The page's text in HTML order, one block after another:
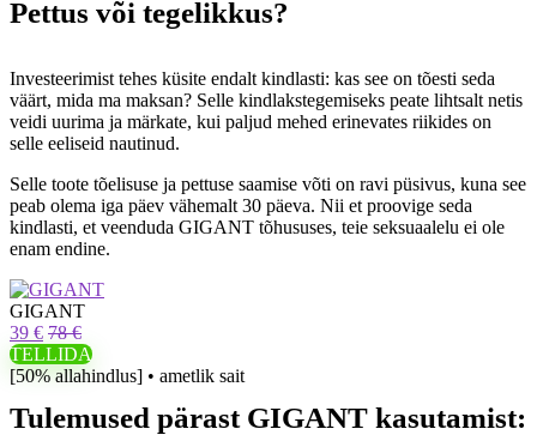
Pettus või tegelikkus?
Investeerimist tehes küsite endalt kindlasti: kas see on tõesti seda
väärt, mida ma maksan? Selle kindlakstegemiseks peate lihtsalt netis
veidi uurima ja märkate, kui paljud mehed erinevates riikides on
selle eeliseid nautinud.
Selle toote tõelisuse ja pettuse saamise võti on ravi püsivus, kuna see
peab olema iga päev vähemalt 30 päeva. Nii et proovige seda
kindlasti, et veenduda GIGANT tõhususes, teie seksuaalelu ei ole
enam endine.
GIGANT
39 € 78 €
TELLIDA
[50% allahindlus] • ametlik sait
Tulemused pärast GIGANT kasutamist: